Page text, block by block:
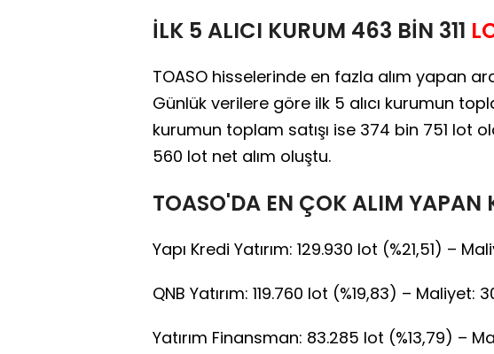
İLK 5 ALICI KURUM 463 BİN 311
TOASO hisselerinde en fazla alım yapan
Günlük verilere göre ilk 5 alıcı kurumun
kurumun toplam satışı ise 374 bin 751 lot
560 lot net alım oluştu.
TOASO'DA EN ÇOK ALIM YAPAN
Yapı Kredi Yatırım: 129.930 lot (%21,51) –
QNB Yatırım: 119.760 lot (%19,83) – Maliyet:
Yatırım Finansman: 83.285 lot (%13,79) –